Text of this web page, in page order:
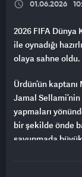
01.06.2026
2026 FIFA Dünya
ile oynadığı
olaya sahne oldu.
Ürdün’ün
Jamal
yapmaları
bir şekilde önde
savunmada
affetmedi.